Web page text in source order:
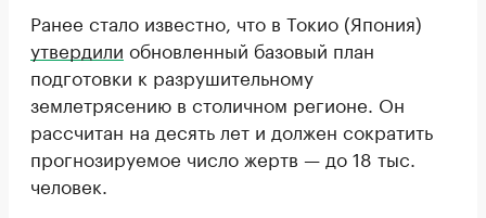
Ранее стало известно, что в Токио (Япония)
утвердили обновленный базовый план
подготовки к разрушительному
землетрясению в столичном регионе. Он
рассчитан на десять лет и должен сократить
прогнозируемое число жертв — до 18 тыс.
человек.